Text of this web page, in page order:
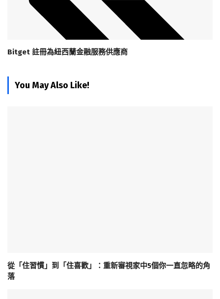
Bitget 註冊為紐西蘭金融服務供應商
You May Also Like!
從「住習慣」到「住喜歡」：重新審視家中5個你一直忽略的角
落